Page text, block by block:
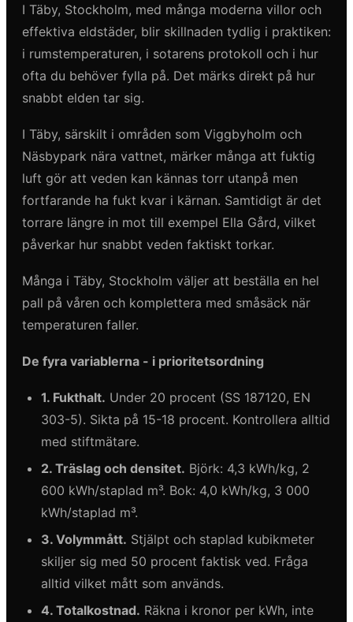
I Täby, Stockholm, med många moderna villor och
effektiva eldstäder, blir skillnaden tydlig i praktiken:
i rumstemperaturen, i sotarens protokoll och i hur
ofta du behöver fylla på. Det märks direkt på hur
snabbt elden tar sig.
I Täby, särskilt i områden som Viggbyholm och
Näsbypark nära vattnet, märker många att fuktig
luft gör att veden kan kännas torr utanpå men
fortfarande ha fukt kvar i kärnan. Samtidigt är det
torrare längre in mot till exempel Ella Gård, vilket
påverkar hur snabbt veden faktiskt torkar.
Många i Täby, Stockholm väljer att beställa en hel
pall på våren och komplettera med småsäck när
temperaturen faller.
De fyra variablerna - i prioritetsordning
1. Fukthalt. Under 20 procent (SS 187120, EN
303-5). Sikta på 15-18 procent. Kontrollera alltid
med stiftmätare.
2. Träslag och densitet. Björk: 4,3 kWh/kg, 2
600 kWh/staplad m³. Bok: 4,0 kWh/kg, 3 000
kWh/staplad m³.
3. Volymmått. Stjälpt och staplad kubikmeter
skiljer sig med 50 procent faktisk ved. Fråga
alltid vilket mått som används.
4. Totalkostnad. Räkna i kronor per kWh, inte